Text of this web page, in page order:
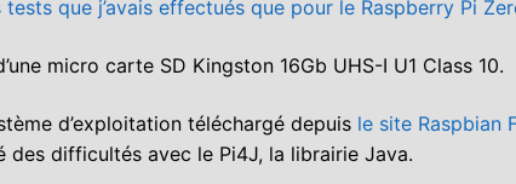
tests que j’avais effectués que pour le Raspberry Pi
micro carte SD Kingston 16Gb UHS-I U1 Class 10.
d’exploitation téléchargé depuis le site Raspbian
des difficultés avec le Pi4J, la librairie Java.